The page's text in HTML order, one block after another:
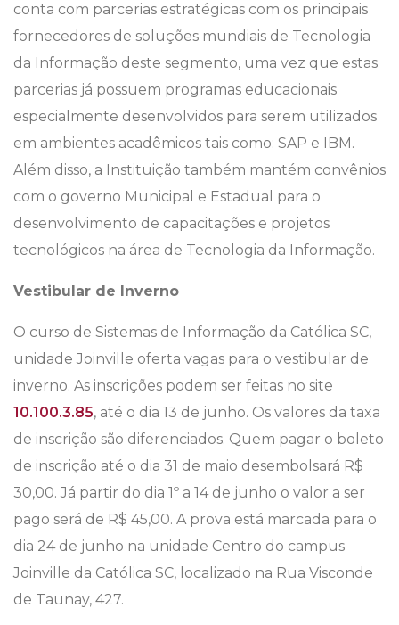
conta com parcerias estratégicas com os principais
fornecedores de soluções mundiais de Tecnologia
da Informação deste segmento, uma vez que estas
parcerias já possuem programas educacionais
especialmente desenvolvidos para serem utilizados
em ambientes acadêmicos tais como: SAP e IBM.
Além disso, a Instituição também mantém convênios
com o governo Municipal e Estadual para o
desenvolvimento de capacitações e projetos
tecnológicos na área de Tecnologia da Informação.
Vestibular de Inverno
O curso de Sistemas de Informação da Católica SC,
unidade Joinville oferta vagas para o vestibular de
inverno. As inscrições podem ser feitas no site
10.100.3.85, até o dia 13 de junho. Os valores da taxa
de inscrição são diferenciados. Quem pagar o boleto
de inscrição até o dia 31 de maio desembolsará R$
30,00. Já partir do dia 1º a 14 de junho o valor a ser
pago será de R$ 45,00. A prova está marcada para o
dia 24 de junho na unidade Centro do campus
Joinville da Católica SC, localizado na Rua Visconde
de Taunay, 427.